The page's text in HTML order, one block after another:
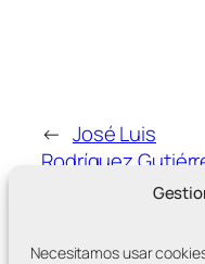
Necesitamos usar
← José Luis
Rodríguez